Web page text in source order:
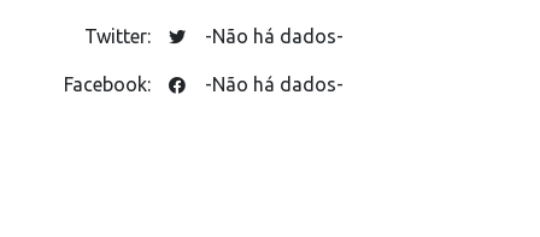
Twitter: -Não há dados-
Facebook: -Não há dados-